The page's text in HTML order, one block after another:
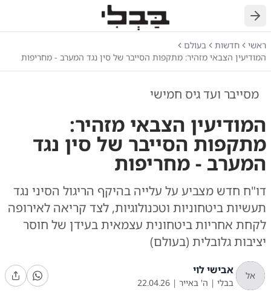
חזרה
ראשי חדשות
בעולם
המודיעין הצבאי מזהיר: מתקפות הסייבר של סין נגד המערב - מחריפות
מסייבר ועד גיס חמישי
המודיעין הצבאי מזהיר:
מתקפות הסייבר של סין נגד
המערב - מחריפות
דו"ח חדש מצביע על עלייה בהיקף הריגול הסיני נגד
תעשיות ביטחוניות וטכנולוגיות, לצד קריאה לאירופה
לקחת אחריות ביטחונית עצמאית בעידן של חוסר
יציבות גלובלית (בעולם)
אל אבישי לוי
בבלי | ה' באייר |
22.04.26